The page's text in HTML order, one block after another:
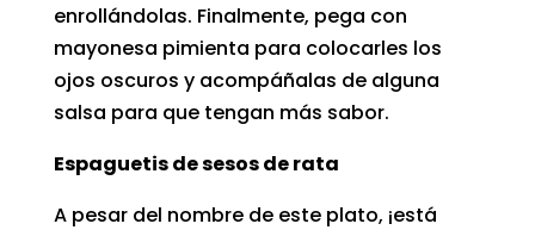
enrollándolas. Finalmente, pega con
mayonesa pimienta para colocarles los
ojos oscuros y acompáñalas de alguna
salsa para que tengan más sabor.
Espaguetis de sesos de rata
A pesar del nombre de este plato, ¡está